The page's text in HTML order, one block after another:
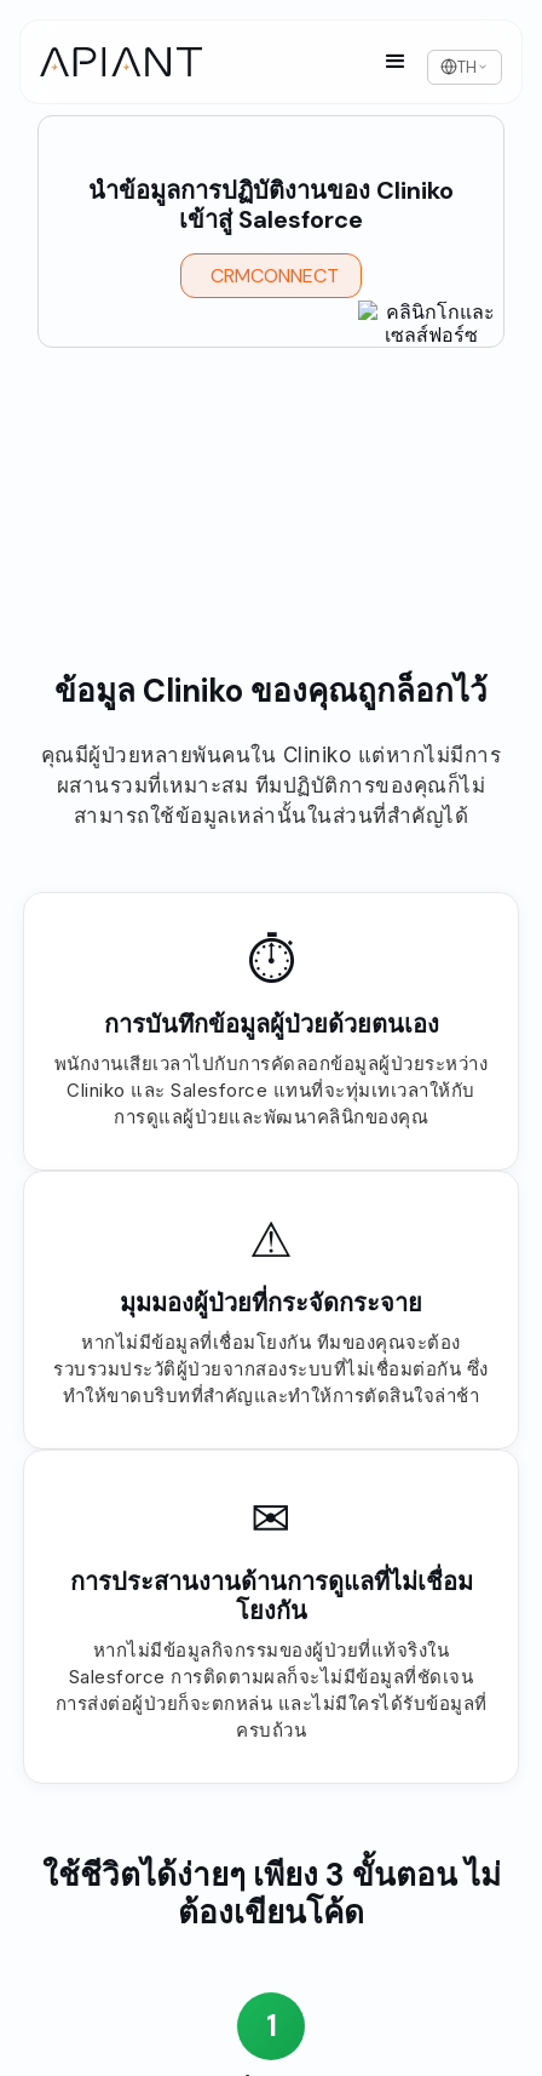
TH
นำข้อมูลการปฏิบัติงานของ Cliniko
เข้าสู่ Salesforce
CRMCONNECT
ข้อมูล Cliniko ของคุณถูกล็อกไว้
คุณมีผู้ป่วยหลายพันคนใน Cliniko แต่หากไม่มีการ
ผสานรวมที่เหมาะสม ทีมปฏิบัติการของคุณก็ไม่
สามารถใช้ข้อมูลเหล่านั้นในส่วนที่สำคัญได้
⏱
การบันทึกข้อมูลผู้ป่วยด้วยตนเอง
พนักงานเสียเวลาไปกับการคัดลอกข้อมูลผู้ป่วยระหว่าง
Cliniko และ Salesforce แทนที่จะทุ่มเทเวลาให้กับ
การดูแลผู้ป่วยและพัฒนาคลินิกของคุณ
⚠
มุมมองผู้ป่วยที่กระจัดกระจาย
หากไม่มีข้อมูลที่เชื่อมโยงกัน ทีมของคุณจะต้อง
รวบรวมประวัติผู้ป่วยจากสองระบบที่ไม่เชื่อมต่อกัน ซึ่ง
ทำให้ขาดบริบทที่สำคัญและทำให้การตัดสินใจล่าช้า
✉
การประสานงานด้านการดูแลที่ไม่เชื่อม
โยงกัน
หากไม่มีข้อมูลกิจกรรมของผู้ป่วยที่แท้จริงใน
Salesforce การติดตามผลก็จะไม่มีข้อมูลที่ชัดเจน
การส่งต่อผู้ป่วยก็จะตกหล่น และไม่มีใครได้รับข้อมูลที่
ครบถ้วน
ใช้ชีวิตได้ง่ายๆ เพียง 3 ขั้นตอน ไม่
ต้องเขียนโค้ด
1